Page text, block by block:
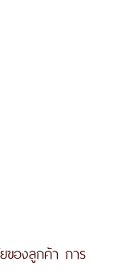
ของลูกค้า การ